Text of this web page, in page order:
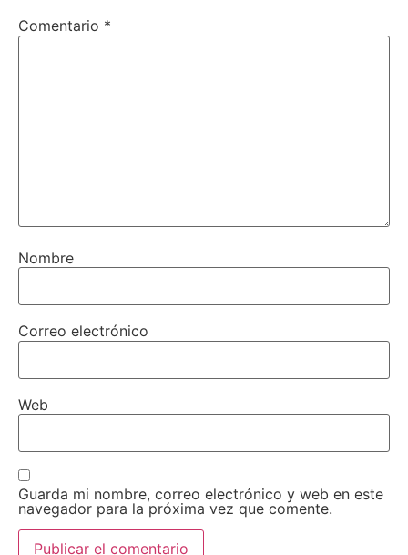
Comentario *
Nombre
Correo electrónico
Web
Guarda mi nombre, correo electrónico y web en este
navegador para la próxima vez que comente.